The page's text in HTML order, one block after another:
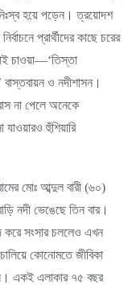
নিঃস্ব হয়ে পড়েন। ত্রয়োদশ
প্রার্থীদের কাছে চরের
চাওয়া—‘তিস্তা
বাস্তবায়ন ও নদীশাসন।
না পেলে অনেকে
যাওয়ারও হুঁশিয়ারি
মোঃ আব্দুল বারী (৬০)
নদী ভেঙেছে তিন বার।
করে সংসার চললেও এখন
কোনোমতে জীবিকা
একই এলাকার ৭৫ বছর